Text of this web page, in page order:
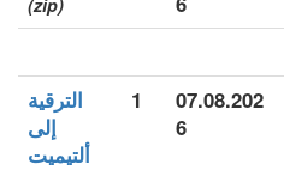
(zip)
07.08.202
6
1
الترقية
إلى
ألتيميت